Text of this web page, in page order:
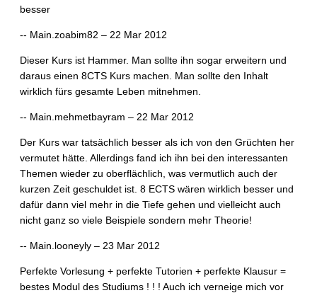
besser
-- Main.zoabim82 – 22 Mar 2012
Dieser Kurs ist Hammer. Man sollte ihn sogar erweitern und
daraus einen 8CTS Kurs machen. Man sollte den Inhalt
wirklich fürs gesamte Leben mitnehmen.
-- Main.mehmetbayram – 22 Mar 2012
Der Kurs war tatsächlich besser als ich von den Grüchten her
vermutet hätte. Allerdings fand ich ihn bei den interessanten
Themen wieder zu oberflächlich, was vermutlich auch der
kurzen Zeit geschuldet ist. 8 ECTS wären wirklich besser und
dafür dann viel mehr in die Tiefe gehen und vielleicht auch
nicht ganz so viele Beispiele sondern mehr Theorie!
-- Main.looneyly – 23 Mar 2012
Perfekte Vorlesung + perfekte Tutorien + perfekte Klausur =
bestes Modul des Studiums ! ! ! Auch ich verneige mich vor